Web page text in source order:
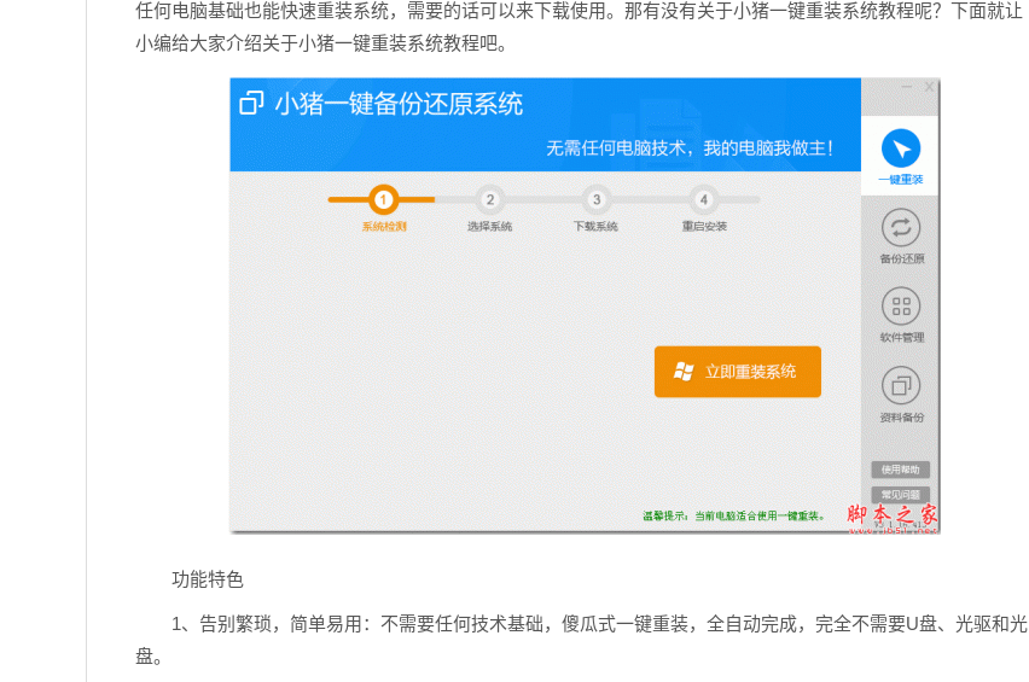
任何电脑基础也能快速重装系统，需要的话可以来下载使用。那有没有关于小猪一键重装系统教程呢？下面就让
小编给大家介绍关于小猪一键重装系统教程吧。
功能特色
1、告别繁琐，简单易用：不需要任何技术基础，傻瓜式一键重装，全自动完成，完全不需要U盘、光驱和光
盘。